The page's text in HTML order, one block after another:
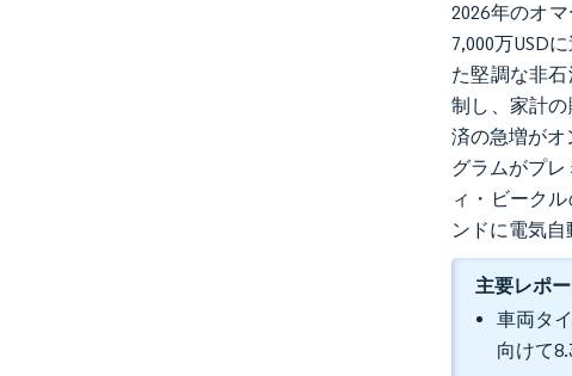
2026年のオ
7,000万USD
た堅調な非
制し、家計
済の急増が
グラムがプ
ィ・ビーク
ンドに電気
主要レポ
車両タ
向けて